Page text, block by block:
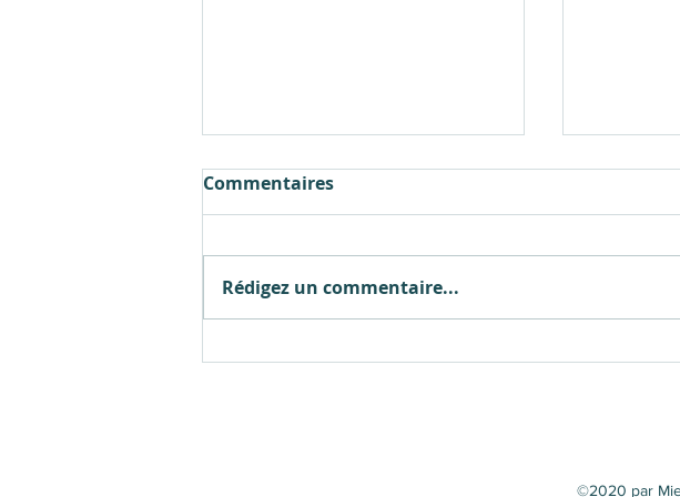
Commentaires
Rédigez un commentaire...
©2020 par